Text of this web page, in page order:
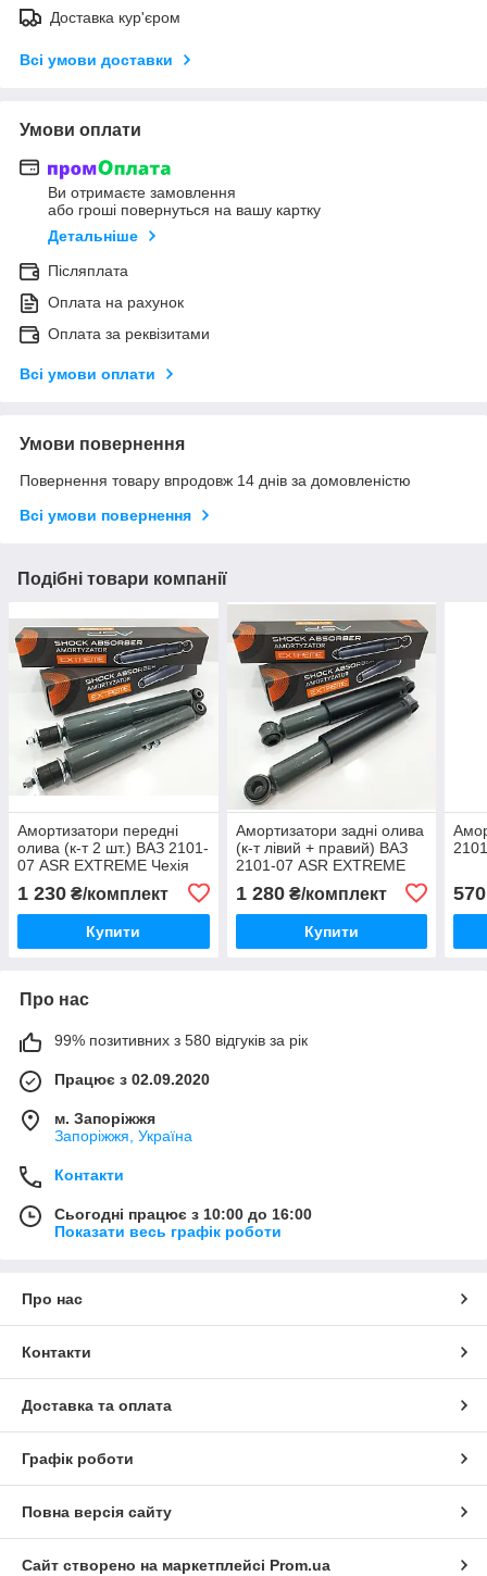
Доставка кур'єром
Всі умови доставки
Умови оплати
Ви отримаєте замовлення
або гроші повернуться на вашу картку
Детальніше
Післяплата
Оплата на рахунок
Оплата за реквізитами
Всі умови оплати
Умови повернення
Повернення товару впродовж 14 днів за домовленістю
Всі умови повернення
Подібні товари компанії
Амортизатори передні
олива (к-т 2 шт.) ВАЗ 2101-
07 ASR EXTREME Чехія
1 230 ₴/комплект
Купити
Амортизатори задні олива
(к-т лівий + правий) ВАЗ
2101-07 ASR EXTREME
1 280₴/комплект
Купити
570
Про нас
99% позитивних з 580 відгуків за рік
Працює з 02.09.2020
м. Запоріжжя
Запоріжжя, Україна
Контакти
Сьогодні працює з 10:00 до 16:00
Показати весь графік роботи
Про нас
Контакти
Доставка та оплата
Графік роботи
Повна версія сайту
Сайт створено на маркетплейсі Prom.ua